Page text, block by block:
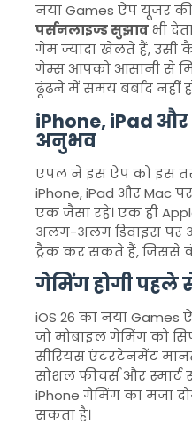
नया Games ऐप यूजर
पर्सनलाइज्ड सुझाव भी
गेम ज्यादा खेलते हैं, उसी
गेम्स आपको आसानी से
ढूंढने में समय बर्बाद नहीं
iPhone, iPad
अनुभव
एपल ने इस ऐप को इस
iPhone, iPad और Mac
एक जैसा रहे। एक ही
अलग-अलग डिवाइस पर
ट्रैक कर सकते हैं, जिससे
गेमिंग होगी पहले
iOS 26 का नया
जो मोबाइल गेमिंग को
सीरियस एंटरटेनमेंट
सोशल फीचर्स और
iPhone गेमिंग का मजा
सकता है।